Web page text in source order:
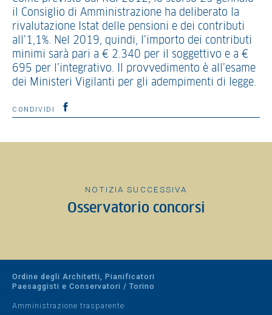
il Consiglio di Amministrazione ha deliberato la
rivalutazione Istat delle pensioni e dei contributi
all’1,1%. Nel 2019, quindi, l’importo dei contributi
minimi sarà pari a € 2.340 per il soggettivo e a €
695 per l’integrativo. Il provvedimento è all’esame
dei Ministeri Vigilanti per gli adempimenti di legge.
CONDIVIDI
NOTIZIA SUCCESSIVA
Osservatorio concorsi
Ordine degli Architetti, Pianificatori
Paesaggisti e Conservatori / Torino
Amministrazione trasparente